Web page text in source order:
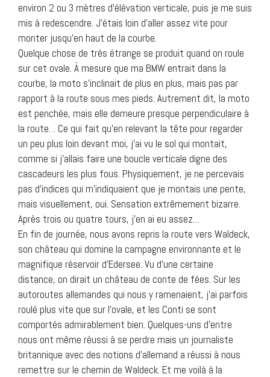
environ 2 ou 3 mètres d’élévation verticale, puis je me suis
mis à redescendre. J’étais loin d’aller assez vite pour
monter jusqu’en haut de la courbe.
Quelque chose de très étrange se produit quand on roule
sur cet ovale. À mesure que ma BMW entrait dans la
courbe, la moto s’inclinait de plus en plus, mais pas par
rapport à la route sous mes pieds. Autrement dit, la moto
est penchée, mais elle demeure presque perpendiculaire à
la route… Ce qui fait qu’en relevant la tête pour regarder
un peu plus loin devant moi, j’ai vu le sol qui montait,
comme si j’allais faire une boucle verticale digne des
cascadeurs les plus fous. Physiquement, je ne percevais
pas d’indices qui m’indiquaient que je montais une pente,
mais visuellement, oui. Sensation extrêmement bizarre.
Après trois ou quatre tours, j’en ai eu assez…
En fin de journée, nous avons repris la route vers Waldeck,
son château qui domine la campagne environnante et le
magnifique réservoir d’Edersee. Vu d’une certaine
distance, on dirait un château de conte de fées. Sur les
autoroutes allemandes qui nous y ramenaient, j’ai parfois
roulé plus vite que sur l’ovale, et les Conti se sont
comportés admirablement bien. Quelques-uns d’entre
nous ont même réussi à se perdre mais un journaliste
britannique avec des notions d’allemand a réussi à nous
remettre sur le chemin de Waldeck. Et me voilà à la